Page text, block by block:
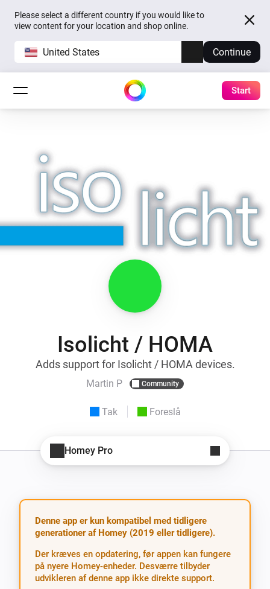
Please select a different country if you would like to
view content for your location and shop online.
United States Continue
Start
Isolicht / HOMA
Adds support for Isolicht / HOMA devices.
Martin P Community
Tak Foreslå
Homey Pro
Denne app er kun kompatibel med tidligere
generationer af Homey (2019 eller tidligere).
Der kræves en opdatering, før appen kan fungere
på nyere Homey-enheder. Desværre tilbyder
udvikleren af denne app ikke direkte support.